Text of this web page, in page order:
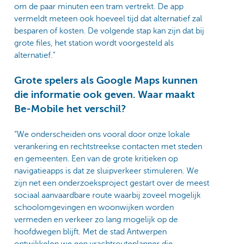
om de paar minuten een tram vertrekt. De app
vermeldt meteen ook hoeveel tijd dat alternatief zal
besparen of kosten. De volgende stap kan zijn dat bij
grote files, het station wordt voorgesteld als
alternatief.”
Grote spelers als Google Maps kunnen
die informatie ook geven. Waar maakt
Be-Mobile het verschil?
“We onderscheiden ons vooral door onze lokale
verankering en rechtstreekse contacten met steden
en gemeenten. Een van de grote kritieken op
navigatieapps is dat ze sluipverkeer stimuleren. We
zijn net een onderzoeksproject gestart over de meest
sociaal aanvaardbare route waarbij zoveel mogelijk
schoolomgevingen en woonwijken worden
vermeden en verkeer zo lang mogelijk op de
hoofdwegen blijft. Met de stad Antwerpen